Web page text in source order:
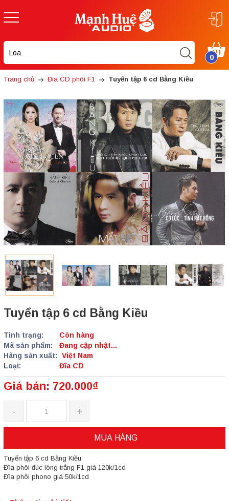
0
Trang chủ Đia CD phôi F1 Tuyển tập 6 cd Bằng Kiều
Tuyển tập 6 cd Bằng Kiều
Tình trạng:
Còn hàng
Mã sản phẩm:
Đang cập nhật...
Hãng sản xuất:
Việt Nam
Loại:
Đĩa CD
Giá bán: 720.000₫
- +
MUA HÀNG
Tuyển tập 6 cd Bằng Kiều
Đĩa phôi đúc lòng trắng F1 giá 120k/1cd
Đĩa phôi phono giá 50k/1cd